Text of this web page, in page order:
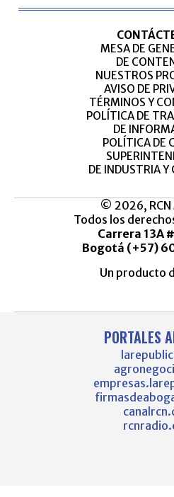
MESA DE
DE
NUESTROS
AVISO DE
TÉRMINOS Y
POLÍTICA DE
DE
POLÍTICA DE
DE INDUSTRIA Y
© 2026, RCN
Todos los
Carrera 13A
Bogotá (+57)
Un producto
PORTALES